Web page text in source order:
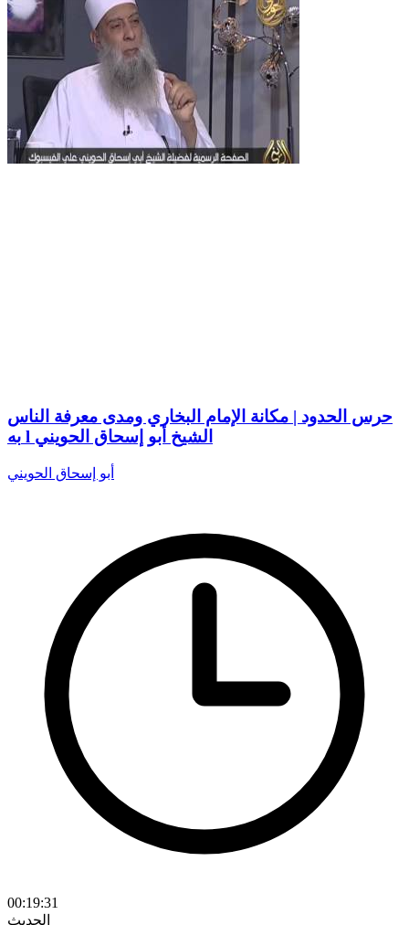
حرس الحدود | مكانة الإمام البخاري ومدى معرفة الناس
به l الشيخ أبو إسحاق الحويني
أبو إسحاق الحويني
00:19:31
الحديث